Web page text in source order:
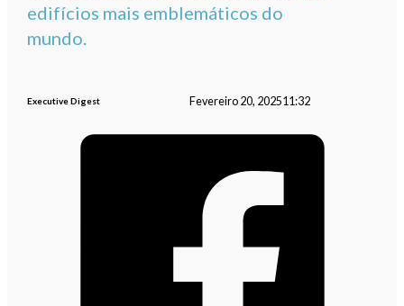
edifícios mais emblemáticos do
mundo.
Executive Digest Fevereiro 20, 202511:32